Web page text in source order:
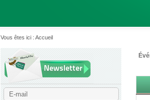
Vous êtes ici : Accueil
Newsletter